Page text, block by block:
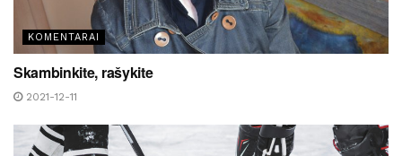
KOMENTARAI
Skambinkite, rašykite
2021-12-11